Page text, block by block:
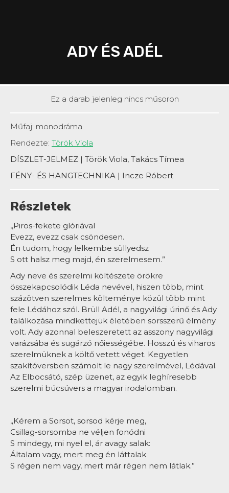
ADY ÉS ADÉL
Ez a darab jelenleg nincs műsoron
Műfaj: monodráma
Rendezte: Török Viola
DÍSZLET-JELMEZ | Török Viola, Takács Tímea
FÉNY- ÉS HANGTECHNIKA | Incze Róbert
Részletek
,,Piros-fekete glóriával
Evezz, evezz csak csöndesen.
Én tudom, hogy lelkembe süllyedsz
S ott halsz meg majd, én szerelmesem.”
Ady neve és szerelmi költészete örökre
összekapcsolódik Léda nevével, hiszen több, mint
százötven szerelmes költeménye közül több mint
fele Lédához szól. Brüll Adél, a nagyvilági úrinő és Ady
találkozása mindkettejük életében sorsszerű élmény
volt. Ady azonnal beleszeretett az asszony nagyvilági
varázsába és sugárzó nőiességébe. Hosszú és viharos
szerelmüknek a költő vetett véget. Kegyetlen
szakítóversben számolt le nagy szerelmével, Lédával.
Az Elbocsátó, szép üzenet, az egyik leghíresebb
szerelmi búcsúvers a magyar irodalomban.
„Kérem a Sorsot, sorsod kérje meg,
Csillag-sorsomba ne véljen fonódni
S mindegy, mi nyel el, ár avagy salak:
Általam vagy, mert meg én láttalak
S régen nem vagy, mert már régen nem látlak.”